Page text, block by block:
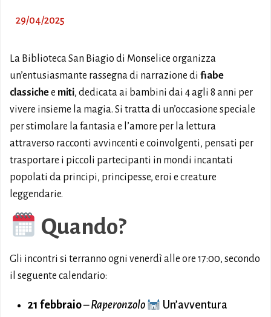
29/04/2025
La Biblioteca San Biagio di Monselice organizza
un’entusiasmante rassegna di narrazione di fiabe
classichee miti, dedicata ai bambini dai 4 agli 8 anni per
vivere insieme la magia. Si tratta di un’occasione speciale
per stimolare la fantasia e l’amore per la lettura
attraverso racconti avvincenti e coinvolgenti, pensati per
trasportare i piccoli partecipanti in mondi incantati
popolati da principi, principesse, eroi e creature
leggendarie.
Quando?
Gli incontri si terranno ogni venerdì alle ore 17:00, secondo
il seguente calendario:
21 febbraio–Raperonzolo
Un’avventura